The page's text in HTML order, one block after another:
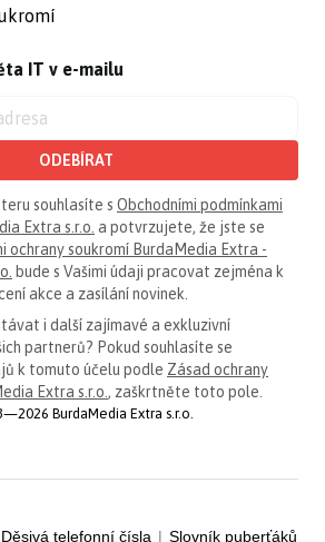
IT v e-mailu
ODEBÍRAT
souhlasíte s Obchodními podmínkami
Extra s.r.o. a potvrzujete, že jste se
ochrany soukromí BurdaMedia Extra -
bude s Vašimi údaji pracovat zejména k
akce a zasílání novinek.
i další zajímavé a exkluzivní
partnerů? Pokud souhlasíte se
k tomuto účelu podle Zásad ochrany
Extra s.r.o. , zaškrtněte toto pole.
BurdaMedia Extra s.r.o.
Děsivá telefonní čísla | Slovník puberťáků